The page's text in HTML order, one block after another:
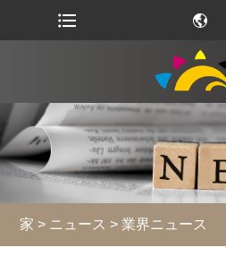
家 > ニュース >業界ニュース